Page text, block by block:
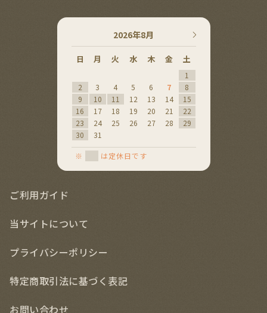
2026年8月
日 月 火 水 木 金 土
1
2
3 4 5 6 7
8
9
10 11 12 13 14
15
16
17 18 19 20 21
22
23
24 25 26 27 28
29
30
31
※ は定休日です
ご利用ガイド
当サイトについて
プライバシーポリシー
特定商取引法に基づく表記
お問い合わせ